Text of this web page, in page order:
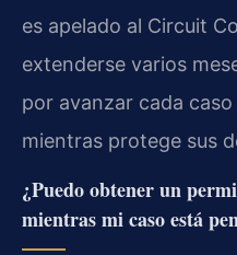
es apelado al Circuit
extenderse varios
por avanzar cada
mientras protege sus
¿Puedo obtener un
mientras mi caso está